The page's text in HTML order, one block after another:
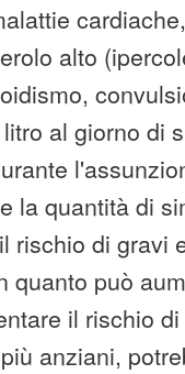
alto
al giorno di
la quantità di
rischio di gravi
quanto può
il rischio
anziani,